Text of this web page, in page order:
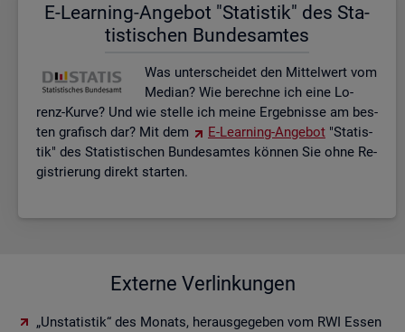
E-Lear­ning-An­ge­bot "Sta­tis­tik" des Sta­
tis­ti­schen Bun­des­am­tes
Was un­ter­schei­det den Mit­tel­wert vom
Me­di­an? Wie be­rech­ne ich eine Lo­
renz-Kurve? Und wie stel­le ich meine Er­geb­nis­se am bes­
ten gra­fisch dar? Mit dem
E-Lear­ning-An­ge­bot "Sta­tis­
tik" des Sta­tis­ti­schen Bun­des­am­tes kön­nen Sie ohne Re­
gis­trie­rung di­rekt star­ten.
Externe Verlinkungen
„Unstatistik“ des Monats, herausgegeben vom RWI Essen